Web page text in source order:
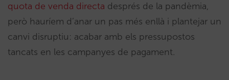
quota de venda directa després de la pandèmia,
però hauríem d’anar un pas més enllà i plantejar un
canvi disruptiu: acabar amb els pressupostos
tancats en les campanyes de pagament.